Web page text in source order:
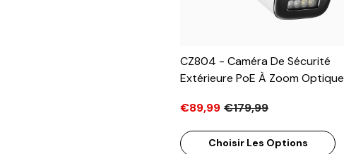
CZ804 - Caméra De Sécurité
Extérieure PoE À Zoom Optique
Lumières, Détection De
Mouvement 2.0, Microphone
Intégré
€89,99 €179,99
Choisir Les Options